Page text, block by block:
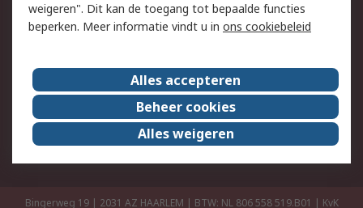
Algemene
verkoopvoorwaarden
Over RS
RS Group
Over ons
RS wereldwijd
Werken bij RS
ESG
Bingerweg 19 | 2031 AZ HAARLEM | BTW: NL 806 558 519.B01 | KvK
weigeren". Dit kan de toegang tot bepaalde functies
beperken. Meer informatie vindt u in ons cookiebeleid
Alles accepteren
Beheer cookies
Alles weigeren